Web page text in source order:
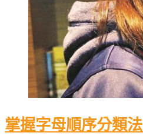
掌握字母順序分類